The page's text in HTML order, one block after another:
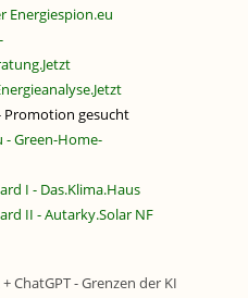
Energiespion.eu
Promotion gesucht
- Green-Home-
I - Das.Klima.Haus
II - Autarky.Solar NF